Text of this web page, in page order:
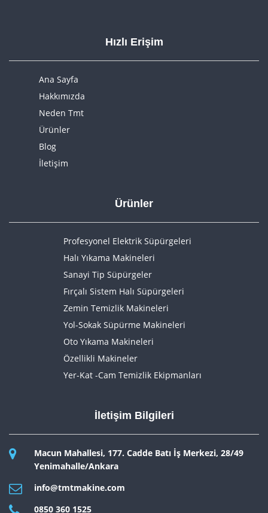
Hızlı Erişim
Ana Sayfa
Hakkımızda
Neden Tmt
Ürünler
Blog
İletişim
Ürünler
Profesyonel Elektrik Süpürgeleri
Halı Yıkama Makineleri
Sanayi Tip Süpürgeler
Fırçalı Sistem Halı Süpürgeleri
Zemin Temizlik Makineleri
Yol-Sokak Süpürme Makineleri
Oto Yıkama Makineleri
Özellikli Makineler
Yer-Kat -Cam Temizlik Ekipmanları
İletişim Bilgileri
Macun Mahallesi, 177. Cadde Batı İş Merkezi, 28/49
Yenimahalle/Ankara
info@tmtmakine.com
0850 360 1525